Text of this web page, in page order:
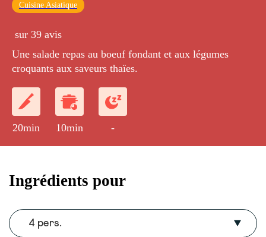
Cuisine Asiatique
sur 39 avis
Une salade repas au boeuf fondant et aux légumes
croquants aux saveurs thaïes.
20min 10min -
Ingrédients pour
4 pers.